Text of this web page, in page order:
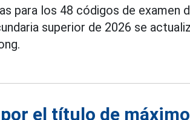
para los 48 códigos de examen
superior de 2026 se
el título de